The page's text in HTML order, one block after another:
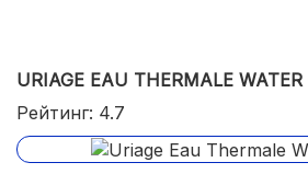
подходит для частого
URIAGE EAU THERMALE WATER
Рейтинг: 4.7